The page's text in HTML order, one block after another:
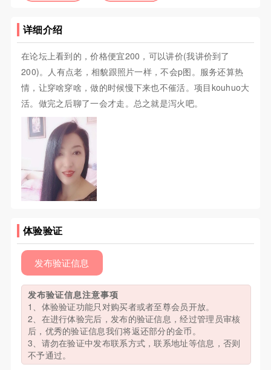
详细介绍
在论坛上看到的，价格便宜200，可以讲价(我讲价到了
200)。人有点老，相貌跟照片一样，不会p图。服务还算热
情，让穿啥穿啥，做的时候慢下来也不催活。项目kouhuo大
活。做完之后聊了一会才走。总之就是泻火吧。
体验验证
发布验证信息
发布验证信息注意事项
1、体验验证功能只对购买者或者至尊会员开放。
2、在进行体验完后，发布的验证信息，经过管理员审核
后，优秀的验证信息我们将返还部分的金币。
3、请勿在验证中发布联系方式，联系地址等信息，否则
不予通过。